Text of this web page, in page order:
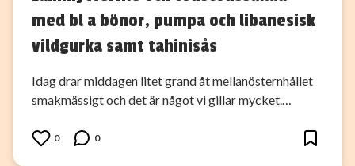
med bl a bönor, pumpa och libanesisk
vildgurka samt tahinisås
Idag drar middagen litet grand åt mellanösternhållet
smakmässigt och det är något vi gillar mycket.…
0 0